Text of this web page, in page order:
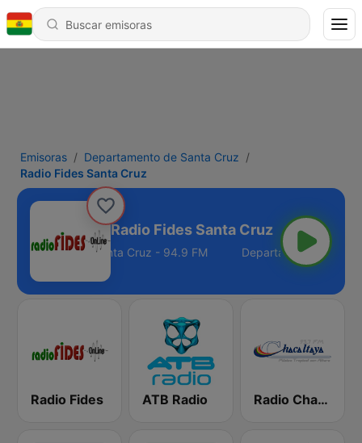
Emisoras
Departamento de Santa Cruz
Radio Fides Santa Cruz
Radio Fides Santa Cruz
de Santa Cruz - 94.9 FM
Radio Fides ATB Radio Radio Chacaltaya